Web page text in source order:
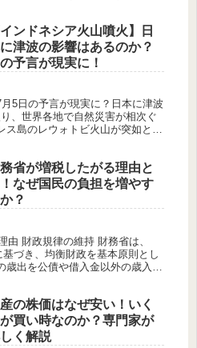
インドネシア火山噴火】日
津波の影響はあるのか？
予言が現実に！
5日の予言が現実に？日本に津波
、世界各地で自然災害が相次ぐ
ス島のレウォトビ火山が突如とし
省が増税したがる理由と
なぜ国民の負担を増やす
？
由 財政規律の維持 財務省は、
づき、均衡財政を基本原則とし
出を公債や借入金以外の歳入で
産の株価はなぜ安い！いく
買い時なのか？専門家が
く解説